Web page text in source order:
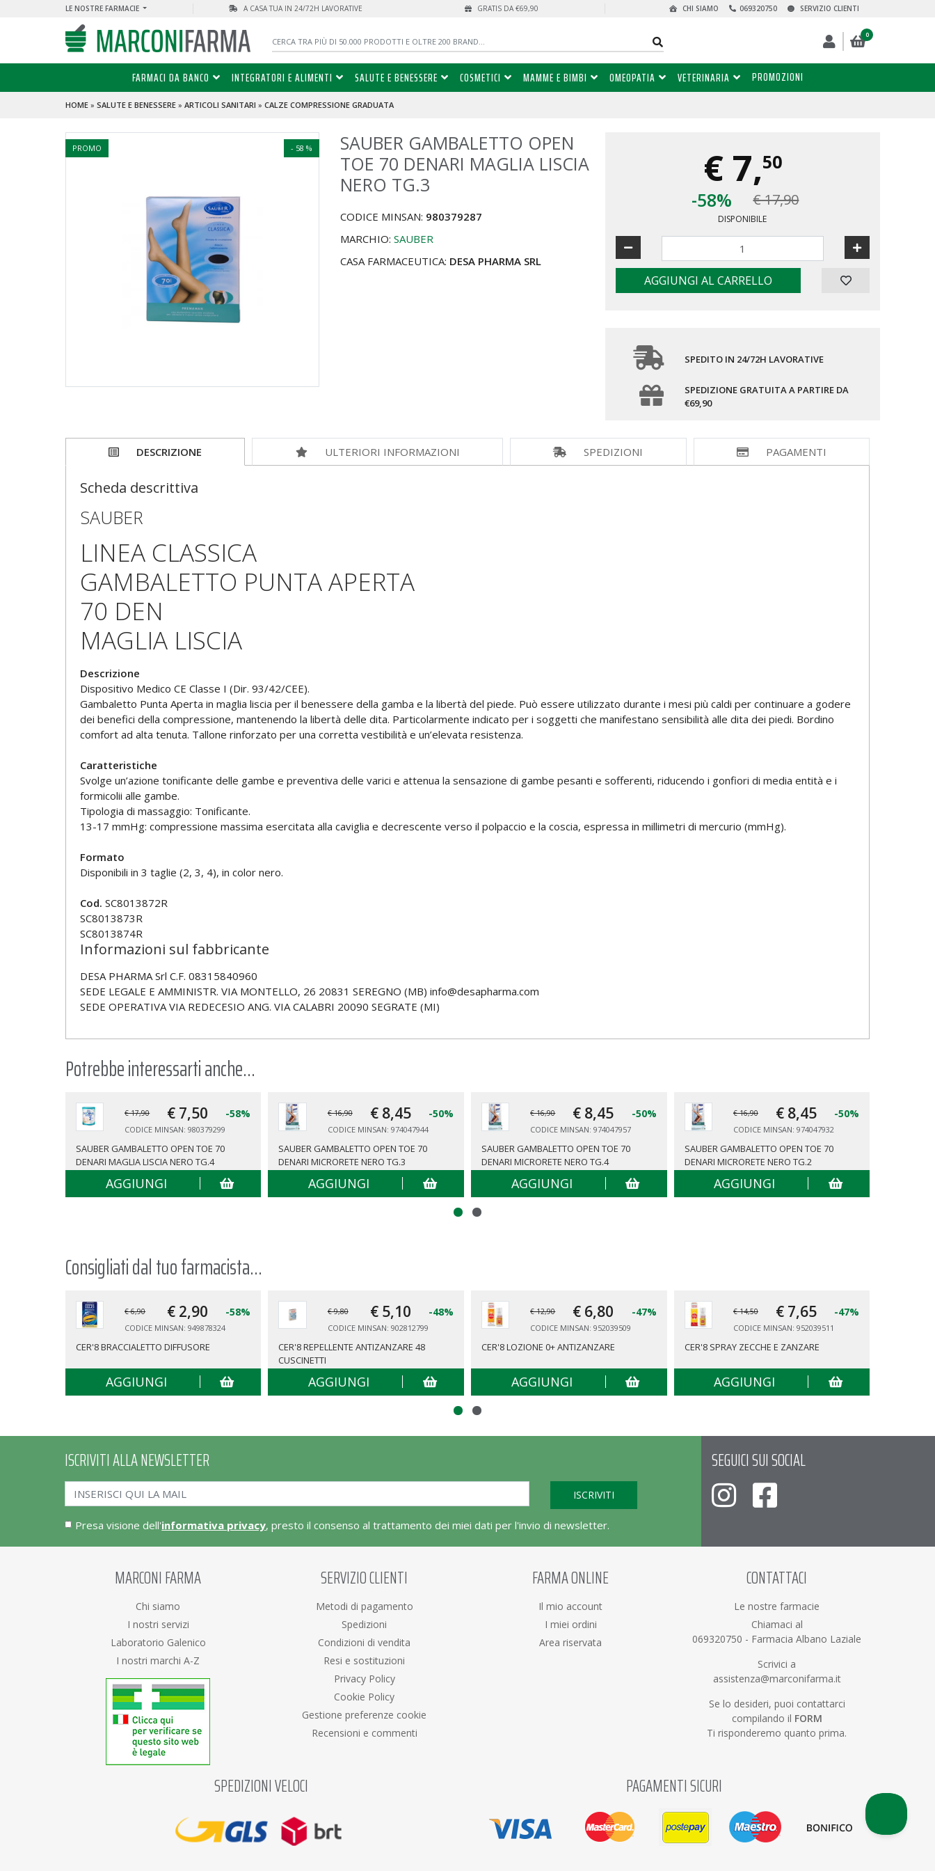
LE NOSTRE FARMACIE A CASA TUA IN 24/72H LAVORATIVE GRATIS DA €69,90 SERVIZIO CLIENTI
069320750
CHI SIAMO
0
FARMACI DA BANCO INTEGRATORI E ALIMENTI SALUTE E BENESSERE COSMETICI MAMME E BIMBI OMEOPATIA VETERINARIA PROMOZIONI
HOME» SALUTE E BENESSERE» ARTICOLI SANITARI » CALZE COMPRESSIONE GRADUATA
- 58 %
PROMO
SAUBER GAMBALETTO OPEN
TOE 70 DENARI MAGLIA LISCIA
NERO TG.3
CODICE MINSAN: 980379287
MARCHIO:SAUBER
CASA FARMACEUTICA: DESA PHARMA SRL
€ 7,50
-58%
€ 17,90
DISPONIBILE
AGGIUNGI AL CARRELLO
SPEDITO IN 24/72H LAVORATIVE
SPEDIZIONE GRATUITA A PARTIRE DA
€69,90
DESCRIZIONE ULTERIORI INFORMAZIONI SPEDIZIONI PAGAMENTI
Scheda descrittiva
SAUBER
LINEA CLASSICA
GAMBALETTO PUNTA APERTA
70 DEN
MAGLIA LISCIA
Descrizione
Dispositivo Medico CE Classe I (Dir. 93/42/CEE).
Gambaletto Punta Aperta in maglia liscia per il benessere della gamba e la libertà del piede. Può essere utilizzato durante i mesi più caldi per continuare a godere
dei benefici della compressione, mantenendo la libertà delle dita. Particolarmente indicato per i soggetti che manifestano sensibilità alle dita dei piedi. Bordino
comfort ad alta tenuta. Tallone rinforzato per una corretta vestibilità e un’elevata resistenza.
Caratteristiche
Svolge un’azione tonificante delle gambe e preventiva delle varici e attenua la sensazione di gambe pesanti e sofferenti, riducendo i gonfiori di media entità e i
formicolii alle gambe.
Tipologia di massaggio: Tonificante.
13-17 mmHg: compressione massima esercitata alla caviglia e decrescente verso il polpaccio e la coscia, espressa in millimetri di mercurio (mmHg).
Formato
Disponibili in 3 taglie (2, 3, 4), in color nero.
Cod. SC8013872R
SC8013873R
SC8013874R
Informazioni sul fabbricante
DESA PHARMA Srl C.F. 08315840960
SEDE LEGALE E AMMINISTR. VIA MONTELLO, 26 20831 SEREGNO (MB) info@desapharma.com
SEDE OPERATIVA VIA REDECESIO ANG. VIA CALABRI 20090 SEGRATE (MI)
Potrebbe interessarti anche...
€ 17,90 € 7,50 -58%
CODICE MINSAN: 980379299
SAUBER GAMBALETTO OPEN TOE 70
DENARI MAGLIA LISCIA NERO TG.4
AGGIUNGI
€ 16,90 € 8,45 -50%
CODICE MINSAN: 974047944
SAUBER GAMBALETTO OPEN TOE 70
DENARI MICRORETE NERO TG.3
AGGIUNGI
€ 16,90 € 8,45 -50%
CODICE MINSAN: 974047957
SAUBER GAMBALETTO OPEN TOE 70
DENARI MICRORETE NERO TG.4
AGGIUNGI
€ 16,90 € 8,45 -50%
CODICE MINSAN: 974047932
SAUBER GAMBALETTO OPEN TOE 70
DENARI MICRORETE NERO TG.2
AGGIUNGI
Consigliati dal tuo farmacista...
€ 6,90 € 2,90 -58%
CODICE MINSAN: 949878324
CER'8 BRACCIALETTO DIFFUSORE
AGGIUNGI
€ 9,80 € 5,10 -48%
CODICE MINSAN: 902812799
CER'8 REPELLENTE ANTIZANZARE 48
CUSCINETTI
AGGIUNGI
€ 12,90 € 6,80 -47%
CODICE MINSAN: 952039509
CER'8 LOZIONE 0+ ANTIZANZARE
AGGIUNGI
€ 14,50 € 7,65 -47%
CODICE MINSAN: 952039511
CER'8 SPRAY ZECCHE E ZANZARE
AGGIUNGI
ISCRIVITI ALLA NEWSLETTER
Presa visione dell'informativa privacy, presto il consenso al trattamento dei miei dati per l'invio di newsletter.
SEGUICI SUI SOCIAL
MARCONI FARMA
Chi siamo
I nostri servizi
Laboratorio Galenico
I nostri marchi A-Z
SERVIZIO CLIENTI
Metodi di pagamento
Spedizioni
Condizioni di vendita
Resi e sostituzioni
Privacy Policy
Cookie Policy
Gestione preferenze cookie
Recensioni e commenti
FARMA ONLINE
Il mio account
I miei ordini
Area riservata
CONTATTACI
Le nostre farmacie
Chiamaci al
069320750 - Farmacia Albano Laziale
Scrivici a
assistenza@marconifarma.it
Se lo desideri, puoi contattarci
compilando il FORM
Ti risponderemo quanto prima.
SPEDIZIONI VELOCI PAGAMENTI SICURI